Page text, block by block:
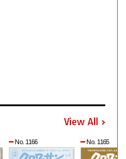
View All
No. 1166 No. 1165